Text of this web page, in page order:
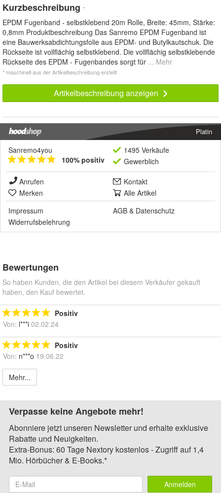
Kurzbeschreibung *
EPDM Fugenband - selbstklebend 20m Rolle, Breite: 45mm, Stärke:
0,8mm Produktbeschreibung Das Sanremo EPDM Fugenband ist
eine Bauwerksabdichtungsfolie aus EPDM- und Butylkautschuk. Die
Rückseite ist vollflächig selbstklebend. Die vollflächig selbstklebende
Rückseite des EPDM - Fugenbandes sorgt für ... Mehr
* maschinell aus der Artikelbeschreibung erstellt
Artikelbeschreibung anzeigen
Platin
Sanremo4you
100% positiv
1495 Verkäufe
Gewerblich
Anrufen
Kontakt
Merken
Alle Artikel
Impressum
AGB & Datenschutz
Widerrufsbelehrung
Bewertungen
So haben Kunden, die den Artikel bei diesem Verkäufer gekauft
haben, den Kauf bewertet.
Positiv
Von: l***i 02.02.24
Positiv
Von: n***o 19.06.22
Mehr...
Verpasse keine Angebote mehr!
Abonniere jetzt unseren Newsletter und erhalte exklusive
Rabatte und Neuigkeiten.
Extra-Bonus: 60 Tage Nextory kostenlos - Zugriff auf 1,4
Mio. Hörbücher & E-Books.*
Anmelden